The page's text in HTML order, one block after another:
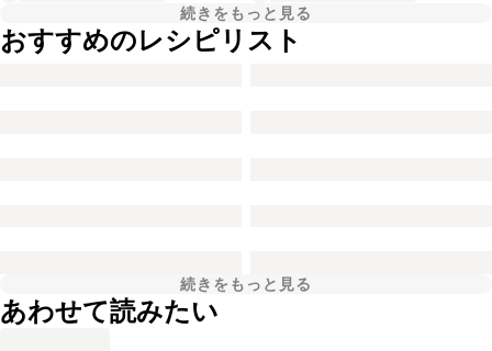
続きをもっと見る
おすすめのレシピリスト
続きをもっと見る
あわせて読みたい